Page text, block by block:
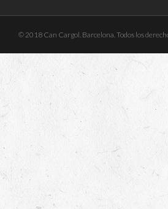
© 2018 Can Cargol. Barcelona. Todos los